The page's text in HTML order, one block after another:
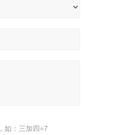
如：三加四=7